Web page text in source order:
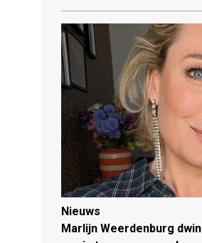
Nieuws
Marlijn Weerdenburg